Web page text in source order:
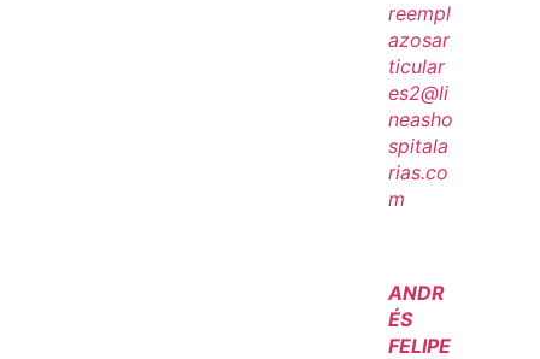
reempl
azosar
ticular
es2@li
neasho
spitala
rias.co
m
ANDR
ÉS
FELIPE